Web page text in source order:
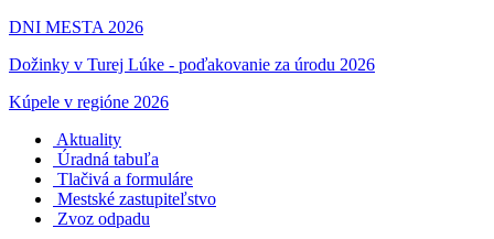
DNI MESTA 2026
Dožinky v Turej Lúke - poďakovanie za úrodu 2026
Kúpele v regióne 2026
Aktuality
Úradná tabuľa
Tlačivá a formuláre
Mestské zastupiteľstvo
Zvoz odpadu